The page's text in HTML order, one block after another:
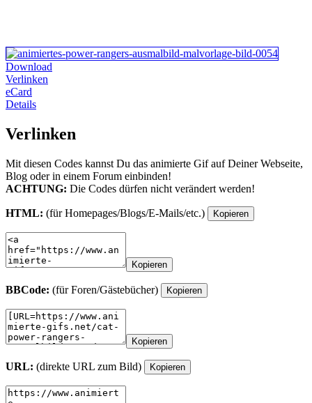
Download
Verlinken
eCard
Details
Verlinken
Mit diesen Codes kannst Du das animierte Gif auf Deiner Webseite,
Blog oder in einem Forum einbinden!
ACHTUNG: Die Codes dürfen nicht verändert werden!
HTML: (für Homepages/Blogs/E-Mails/etc.) Kopieren
Kopieren
BBCode: (für Foren/Gästebücher) Kopieren
Kopieren
URL: (direkte URL zum Bild) Kopieren